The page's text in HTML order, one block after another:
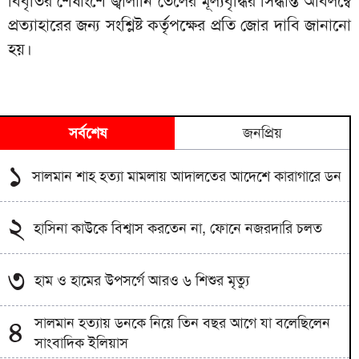
প্রত্যাহারের জন্য সংশ্লিষ্ট কর্তৃপক্ষের প্রতি জোর দাবি জানানো
হয়।
সর্বশেষ জনপ্রিয়
১ সালমান শাহ হত্যা মামলায় আদালতের আদেশে কারাগারে ডন
২ হাসিনা কাউকে বিশ্বাস করতেন না, ফোনে নজরদারি চলত
৩ হাম ও হামের উপসর্গে আরও ৬ শিশুর মৃত্যু
৪
সালমান হত্যায় ডনকে নিয়ে তিন বছর আগে যা বলেছিলেন
সাংবাদিক ইলিয়াস